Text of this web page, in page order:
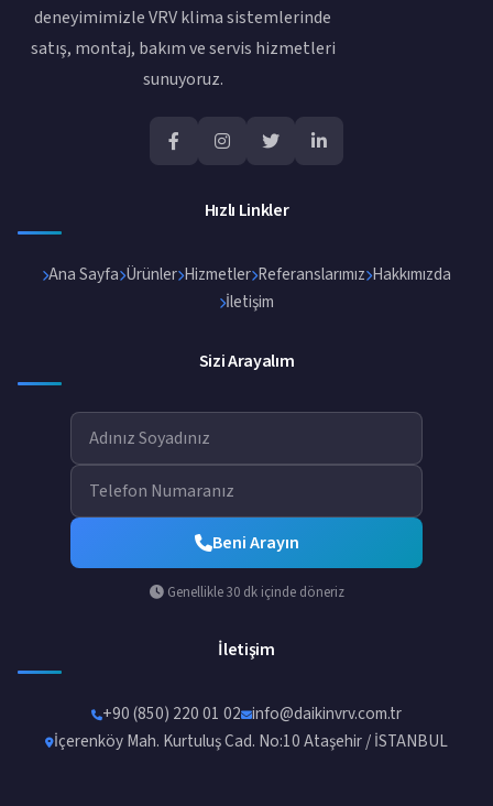
deneyimimizle VRV klima sistemlerinde
satış, montaj, bakım ve servis hizmetleri
sunuyoruz.
Hızlı Linkler
Ana Sayfa Ürünler Hizmetler Referanslarımız Hakkımızda
İletişim
Sizi Arayalım
Beni Arayın
Genellikle 30 dk içinde döneriz
İletişim
+90 (850) 220 01 02 info@daikinvrv.com.tr
İçerenköy Mah. Kurtuluş Cad. No:10 Ataşehir / İSTANBUL